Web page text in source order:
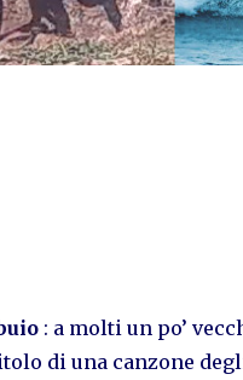
: a molti un po’
di una canzone